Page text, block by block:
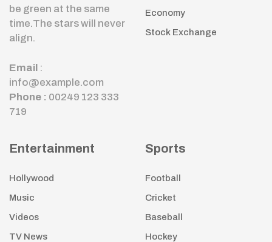
be green at the same
time.The stars will never
align.
Email :
info@example.com
Phone : 00249 123 333
719
Economy
Stock Exchange
Entertainment
Hollywood
Music
Videos
TV News
Sports
Football
Cricket
Baseball
Hockey